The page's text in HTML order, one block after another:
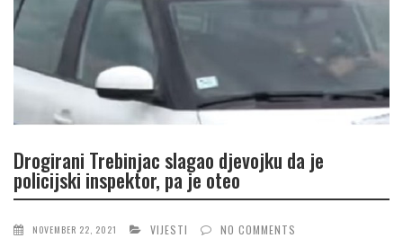
Drogirani Trebinjac slagao djevojku da je
policijski inspektor, pa je oteo
NOVEMBER 22, 2021 VIJESTI NO COMMENTS